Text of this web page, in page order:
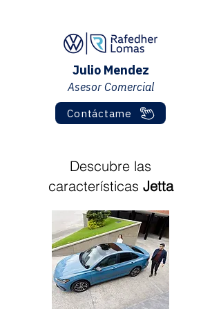
Julio Mendez
Asesor Comercial
Contáctame
Descubre las
características Jetta